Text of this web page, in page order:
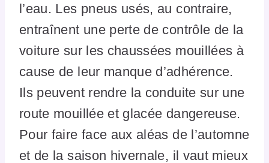
l’eau. Les pneus usés, au contraire,
entraînent une perte de contrôle de la
voiture sur les chaussées mouillées à
cause de leur manque d’adhérence.
Ils peuvent rendre la conduite sur une
route mouillée et glacée dangereuse.
Pour faire face aux aléas de l’automne
et de la saison hivernale, il vaut mieux